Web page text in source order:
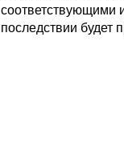
последствии будет